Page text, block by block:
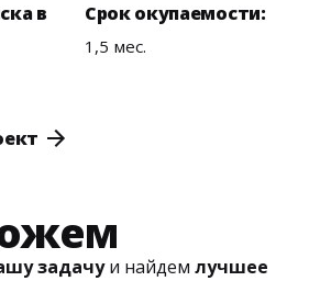
в
Срок окупаемости:
1,5 мес.
задачуи найдем лучшее